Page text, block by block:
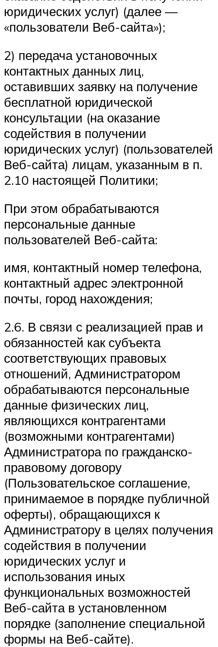
юридических услуг) (далее —
«пользователи Веб-сайта»);
2) передача установочных
контактных данных лиц,
оставивших заявку на получение
бесплатной юридической
консультации (на оказание
содействия в получении
юридических услуг) (пользователей
Веб-сайта) лицам, указанным в п.
2.10 настоящей Политики;
При этом обрабатываются
персональные данные
пользователей Веб-сайта:
имя, контактный номер телефона,
контактный адрес электронной
почты, город нахождения;
2.6. В связи с реализацией прав и
обязанностей как субъекта
соответствующих правовых
отношений, Администратором
обрабатываются персональные
данные физических лиц,
являющихся контрагентами
(возможными контрагентами)
Администратора по гражданско-
правовому договору
(Пользовательское соглашение,
принимаемое в порядке публичной
оферты), обращающихся к
Администратору в целях получения
содействия в получении
юридических услуг и
использования иных
функциональных возможностей
Веб-сайта в установленном
порядке (заполнение специальной
формы на Веб-сайте).